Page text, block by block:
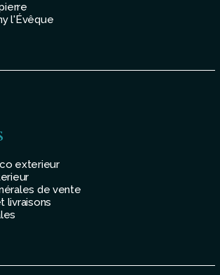
l'Évêque
exterieur
de vente
livraisons